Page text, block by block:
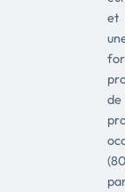
et
de